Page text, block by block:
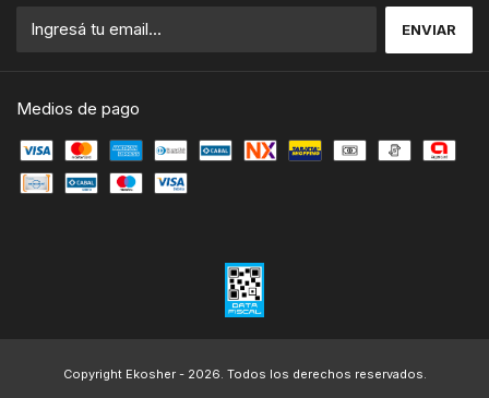
Medios de pago
Copyright Ekosher - 2026. Todos los derechos reservados.